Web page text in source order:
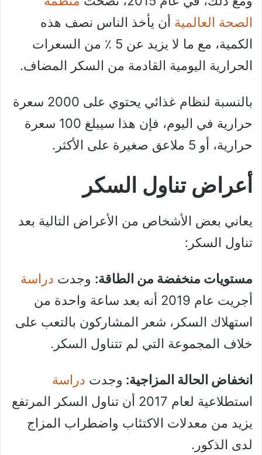
الصحة العالمية أن يأخذ الناس نصف هذه
الكمية، مع ما لا يزيد عن 5 ٪ من السعرات
الحرارية اليومية القادمة من السكر المضاف.
بالنسبة لنظام غذائي يحتوي على 2000 سعرة
حرارية في اليوم، فإن هذا سيبلغ 100 سعرة
حرارية، أو 5 ملاعق صغيرة على الأكثر.
أعراض تناول السكر
يعاني بعض الأشخاص من الأعراض التالية بعد
تناول السكر:
مستويات منخفضة من الطاقة: وجدت دراسة
أجريت عام 2019 أنه بعد ساعة واحدة من
استهلاك السكر، شعر المشاركون بالتعب على
خلاف المجموعة التي لم تتناول السكر.
انخفاض الحالة المزاجية: وجدت دراسة
استطلاعية لعام 2017 أن تناول السكر المرتفع
يزيد من معدلات الاكتئاب واضطراب المزاج
لدى الذكور.